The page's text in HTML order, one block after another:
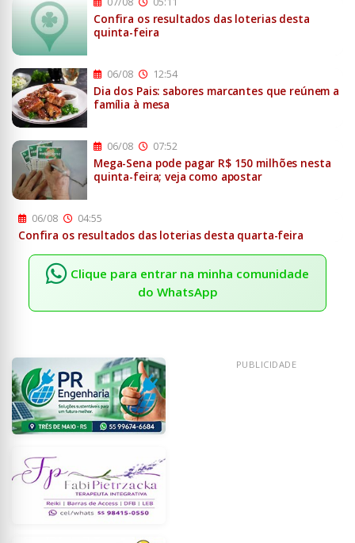
Confira os resultados das loterias desta
quinta-feira
06/08 12:54
Dia dos Pais: sabores marcantes que reúnem a
família à mesa
06/08 07:52
Mega-Sena pode pagar R$ 150 milhões nesta
quinta-feira; veja como apostar
06/08 04:55
Confira os resultados das loterias desta quarta-feira
Clique para entrar na minha comunidade
do WhatsApp